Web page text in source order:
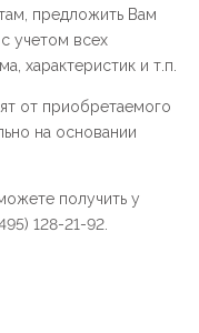
предложить Вам
учетом всех
характеристик и т.п.
от приобретаемого
на основании
получить у
128-21-92.